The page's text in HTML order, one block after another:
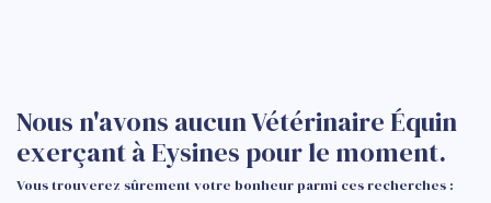
Nous n'avons aucun Vétérinaire Équin
exerçant à Eysines pour le moment.
Vous trouverez sûrement votre bonheur parmi ces recherches :